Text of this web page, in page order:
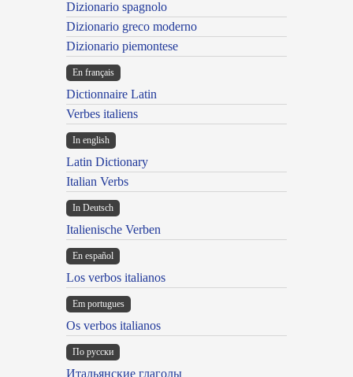
Dizionario spagnolo
Dizionario greco moderno
Dizionario piemontese
En français
Dictionnaire Latin
Verbes italiens
In english
Latin Dictionary
Italian Verbs
In Deutsch
Italienische Verben
En español
Los verbos italianos
Em portugues
Os verbos italianos
По русски
Итальянские глаголы